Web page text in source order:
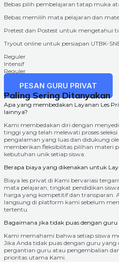
Bebas pilih pembelajaran tatap muka
Bebas memilih mata pelajaran dan
Pretest dan Postest untuk mengetahui
Tryout online untuk persiapan UTBK-
Reguler
Intensif
Reguler
PESAN GURU PRIVAT
Paling Sering Ditanyakan
Apa yang membedakan Layanan Les
lainnya?
Kami membedakan diri dengan
tinggi yang telah melewati proses
pengalaman yang luas dan didukung
memberikan fleksibilitas pilihan materi
kebutuhan unik setiap siswa.
Berapa biaya yang dikenakan untuk
Biaya les privat di Kami bervariasi
mata pelajaran, tingkat pendidikan
harga yang kompetitif dan transparan.
langsung di platform kami sebelum
tertentu
Bagaimana jika tidak puas dengan
Kami memahami bahwa setiap siswa
Jika Anda tidak puas dengan guru yang
pergantian guru atau pengembalian
prioritas utama Kami.